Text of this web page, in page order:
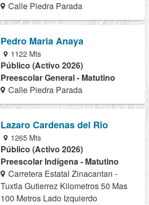
Calle Piedra Parada
Pedro Maria Anaya
1122 Mts
Público (Activo 2026)
Preescolar General - Matutino
Calle Piedra Parada
Lazaro Cardenas del Rio
1265 Mts
Público (Activo 2026)
Preescolar Indígena - Matutino
Carretera Estatal Zinacantan -
Tuxtla Gutierrez Kilometros 50 Mas
100 Metros Lado Izquierdo